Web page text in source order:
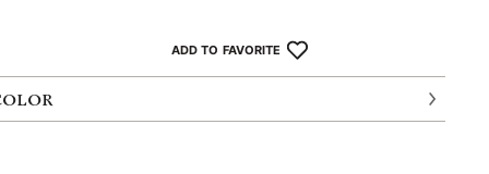
ADD TO FAVORITE